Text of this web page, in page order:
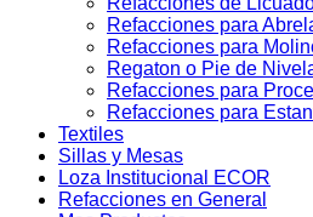
Refacciones para
Refacciones para
Regaton o Pie de
Refacciones para
Refacciones para
Textiles
Sillas y Mesas
Loza Institucional ECOR
Refacciones en General